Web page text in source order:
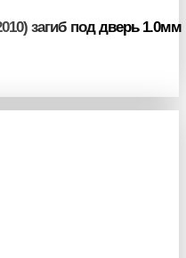
загиб под дверь 1.0мм